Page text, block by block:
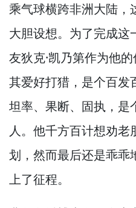
乘气球横跨非洲大陆，
大胆设想。 为了完成这
友狄克·凯乃第作为他的
其爱好打猎， 是个百发
坦率、果断、固执， 是
人。 他千方百计想劝老
划， 然而最后还是乖乖
上了征程。